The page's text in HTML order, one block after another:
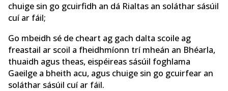
chuige sin go gcuirfidh an dá Rialtas an soláthar sásúil
cuí ar fáil;
Go mbeidh sé de cheart ag gach dalta scoile ag
freastail ar scoil a fheidhmíonn trí mheán an Bhéarla,
thuaidh agus theas, eispéireas sásúil foghlama
Gaeilge a bheith acu, agus chuige sin go gcuirfear an
soláthar sásúil cuí ar fáil.